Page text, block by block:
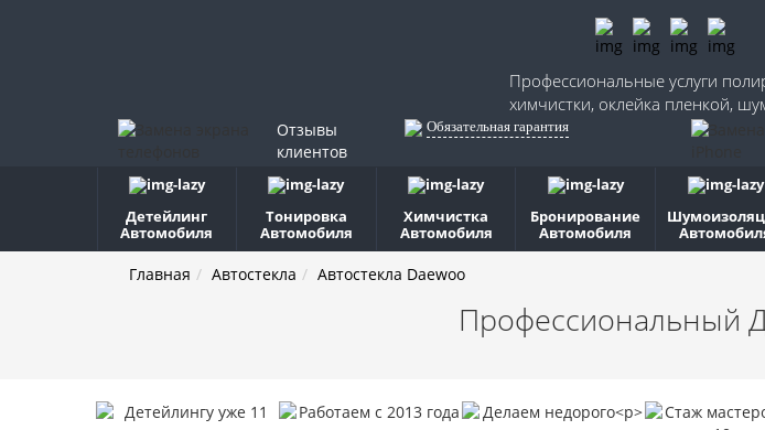
Профессиональные услуги
химчистки, оклейка пленкой,
Отзывы
клиентов
Обязательная гарантия
Детейлинг
Автомобиля
Тонировка
Автомобиля
Химчистка
Автомобиля
Бронирование
Автомобиля
Главная Автостекла Автостекла Daewoo
Профессиональный